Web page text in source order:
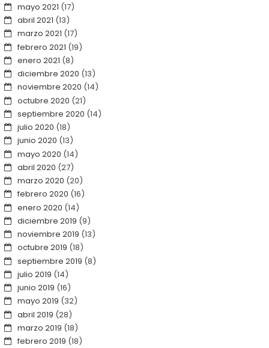
mayo 2021 (17)
abril 2021 (13)
marzo 2021 (17)
febrero 2021 (19)
enero 2021 (8)
diciembre 2020 (13)
noviembre 2020 (14)
octubre 2020 (21)
septiembre 2020 (14)
julio 2020 (18)
junio 2020 (13)
mayo 2020 (14)
abril 2020 (27)
marzo 2020 (20)
febrero 2020 (16)
enero 2020 (14)
diciembre 2019 (9)
noviembre 2019 (13)
octubre 2019 (18)
septiembre 2019 (8)
julio 2019 (14)
junio 2019 (16)
mayo 2019 (32)
abril 2019 (28)
marzo 2019 (18)
febrero 2019 (18)